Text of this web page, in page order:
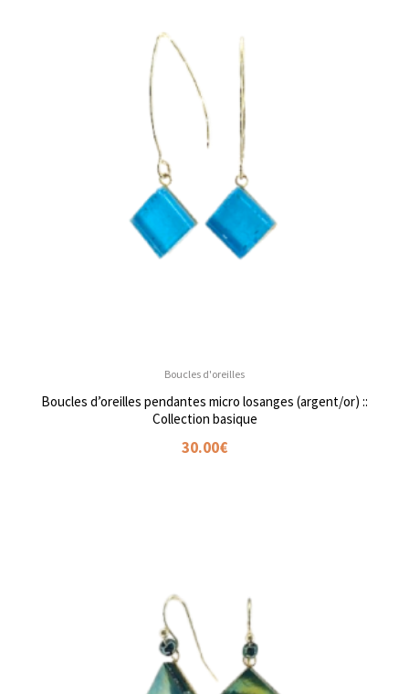
Boucles d'oreilles
Boucles d’oreilles pendantes micro losanges (argent/or) ::
Collection basique
30.00€